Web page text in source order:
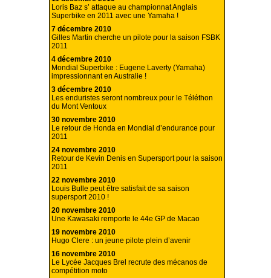
Loris Baz s’ attaque au championnat Anglais
Superbike en 2011 avec une Yamaha !
7 décembre 2010
Gilles Martin cherche un pilote pour la saison FSBK
2011
4 décembre 2010
Mondial Superbike : Eugene Laverty (Yamaha)
impressionnant en Australie !
3 décembre 2010
Les enduristes seront nombreux pour le Téléthon
du Mont Ventoux
30 novembre 2010
Le retour de Honda en Mondial d’endurance pour
2011
24 novembre 2010
Retour de Kevin Denis en Supersport pour la saison
2011
22 novembre 2010
Louis Bulle peut être satisfait de sa saison
supersport 2010 !
20 novembre 2010
Une Kawasaki remporte le 44e GP de Macao
19 novembre 2010
Hugo Clere : un jeune pilote plein d’avenir
16 novembre 2010
Le Lycée Jacques Brel recrute des mécanos de
compétition moto